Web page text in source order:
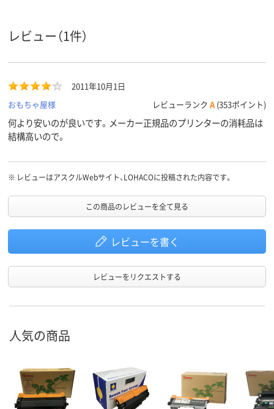
スコア
レビュー（1件）
2011年10月1日
おもちゃ屋様
レビューランク A (353ポイント)
何より安いのが良いです。メーカー正規品のプリンターの消耗品は
結構高いので。
※ レビューはアスクルWebサイト、LOHACOに投稿された内容です。
この商品のレビューを全て見る
レビューを書く
レビューをリクエストする
人気の商品